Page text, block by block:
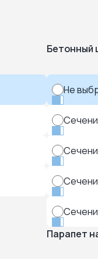
Бетонный
Не
Парапет